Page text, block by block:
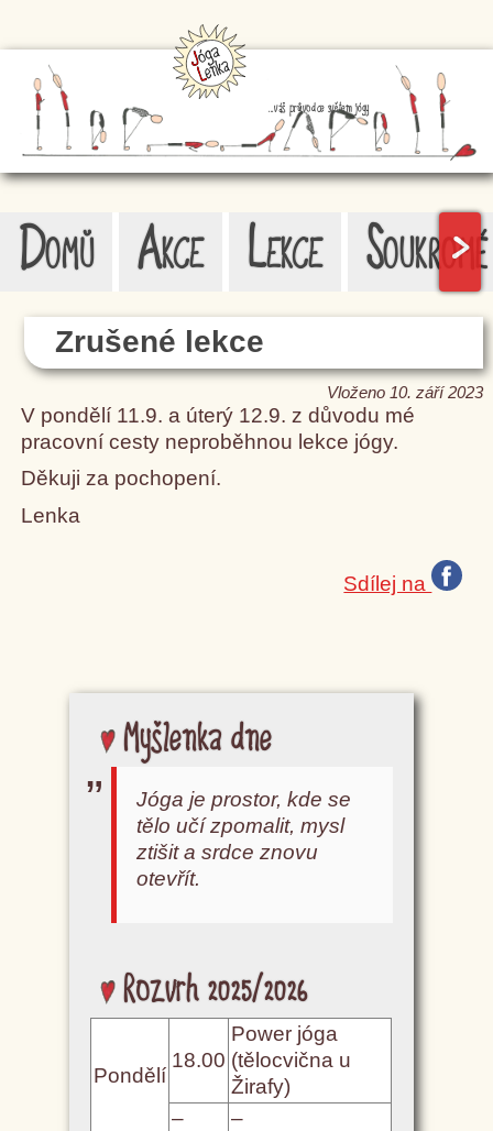
...váš průvodce světem jógy
Domů Akce Lekce >
Zrušené lekce
Vloženo 10. září 2023
V pondělí 11.9. a úterý 12.9. z důvodu mé
pracovní cesty neproběhnou lekce jógy.
Děkuji za pochopení.
Lenka
Sdílej na
Myšlenka dne
Jóga je prostor, kde se
tělo učí zpomalit, mysl
ztišit a srdce znovu
otevřít.
Rozvrh 2025/2026
Pondělí
18.00
Power jóga
(tělocvična u
Žirafy)
–
–